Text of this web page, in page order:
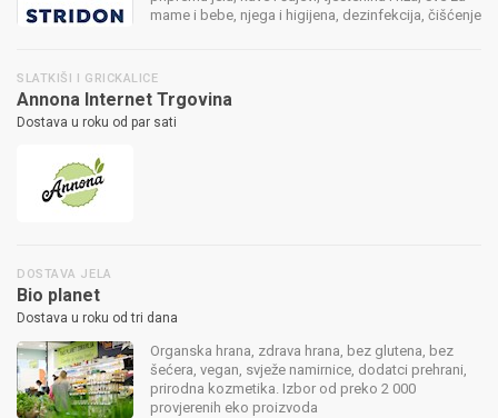
mame i bebe, njega i higijena, dezinfekcija, čišćenje
SLATKIŠI I GRICKALICE
Annona Internet Trgovina
Dostava u roku od par sati
DOSTAVA JELA
Bio planet
Dostava u roku od tri dana
Organska hrana, zdrava hrana, bez glutena, bez
šećera, vegan, svježe namirnice, dodatci prehrani,
prirodna kozmetika. Izbor od preko 2 000
provjerenih eko proizvoda